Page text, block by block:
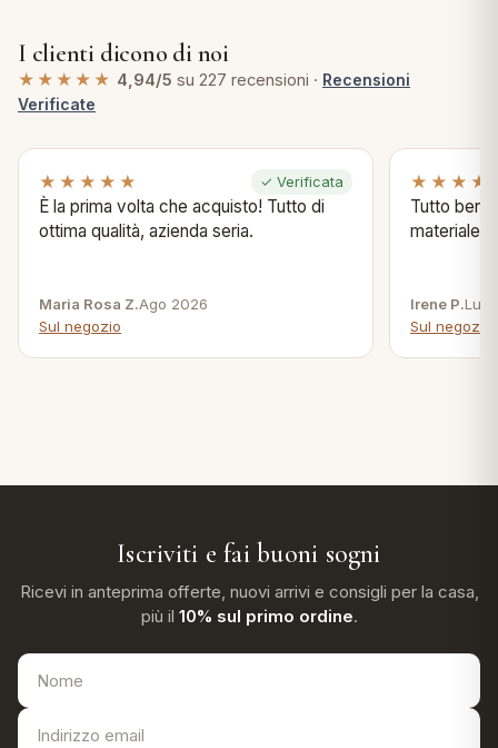
I clienti dicono di noi
★★★★★ 4,94/5 su 227 recensioni · Recensioni
Verificate
★★★★★ ✓ Verificata
È la prima volta che acquisto! Tutto di
ottima qualità, azienda seria.
Maria Rosa Z.Ago 2026
Sul negozio
Tutto bene
materiale .
Irene P.Lug
Sul negozio
Iscriviti e fai buoni sogni
Ricevi in anteprima offerte, nuovi arrivi e consigli per la casa,
più il 10% sul primo ordine.